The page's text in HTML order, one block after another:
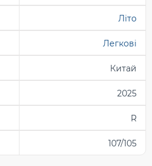
Літо
Легкові
Китай
2025
R
107/105